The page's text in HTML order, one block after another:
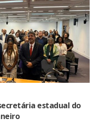
estadual do